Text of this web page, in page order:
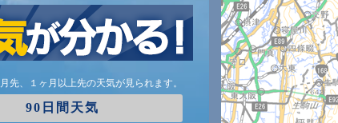
先、１ヶ月以上先の天気が見られます。
90日間天気